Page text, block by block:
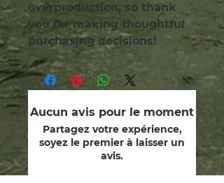
overproduction, so thank
you for making thoughtful
purchasing decisions!
Aucun avis pour le moment
Partagez votre expérience,
soyez le premier à laisser un
avis.